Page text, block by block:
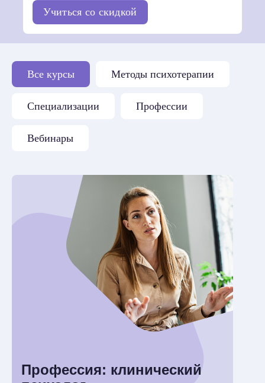
Учиться со скидкой
Все курсы Методы психотерапии
Специализации Профессии
Вебинары
Профессия: клинический